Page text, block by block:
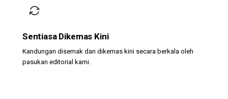
Sentiasa Dikemas Kini
Kandungan disemak dan dikemas kini secara berkala oleh
pasukan editorial kami.